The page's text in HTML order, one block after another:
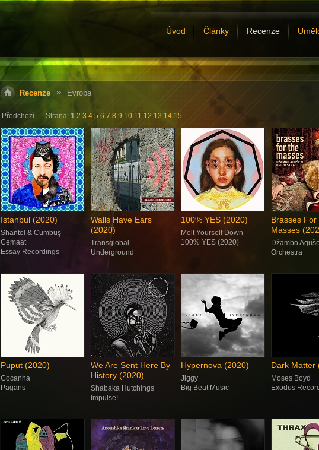
Úvod Články Recenze
Recenze Evropa
Předchozí Strana: 1 2 3 4 5 6 7 8 9 10 11 12 13 14 15
Istanbul (2020)
Shantel & Cümbüş
Cemaat
Essay Recordings
Walls Have Ears
(2020)
Transglobal
Underground
100% YES (2020)
Melt Yourself Down
100% YES (2020)
Brasses For
Masses
Džambo
Orchestra
Puput (2020)
Cocanha
Pagans
We Are Sent Here By
History (2020)
Shabaka Hutchings
Impulse!
Hypernova (2020)
Jiggy
Big Beat Music
Dark Matter
Moses Boyd
Exodus